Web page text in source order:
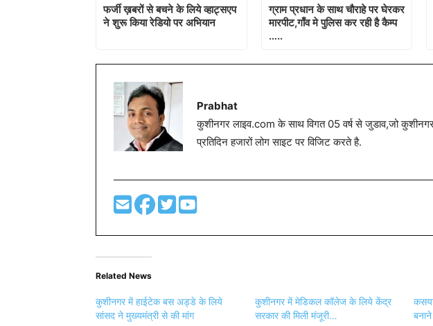
फर्जी ख़बरों से बचने के लिये व्हाट्सएप
ने शुरू किया रेडियो पर अभियान
ग्राम प्रधान के साथ चौराहे पर घेरकर
मारपीट,गाँव मे पुलिस कर रही है कैम्प
…..
Prabhat
कुशीनगर लाइव.com के साथ विगत 05 वर्ष से जुडाव,जो
प्रतिदिन हजारों लोग साइट पर विजिट करते है.
Related News
कुशीनगर में हाईटेक बस अड्डे के लिये
सांसद ने मुख्यमंत्री से की मांग
कुशीनगर में मेडिकल कॉलेज के लिये केंद्र
सरकार की मिली मंजूरी…